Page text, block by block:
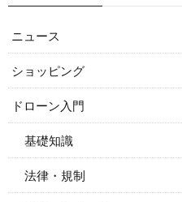
ニュース
ショッピング
ドローン入門
基礎知識
法律・規制